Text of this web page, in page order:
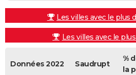
Les villes avec le plus
Les villes avec le
Données 2022 Saudrupt
%
la